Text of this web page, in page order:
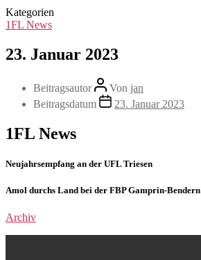
Kategorien
1FL News
23. Januar 2023
Beitragsautor Von jan
Beitragsdatum
23. Januar 2023
1FL News
Neujahrsempfang an der UFL Triesen
Amol durchs Land bei der FBP Gamprin-Bendern
Archiv